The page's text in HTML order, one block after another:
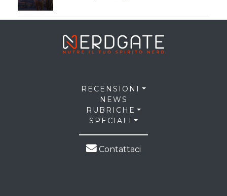
RECENSIONI
NEWS
RUBRICHE
SPECIALI
Contattaci